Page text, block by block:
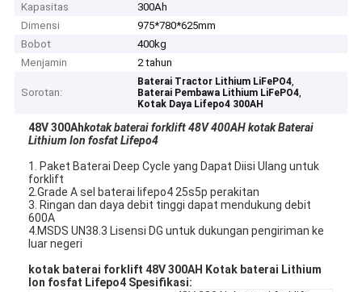
Kapasitas
300Ah
Dimensi
975*780*625mm
Bobot
400kg
Menjamin
2 tahun
Sorotan:
Baterai Tractor Lithium LiFePO4,
Baterai Pembawa Lithium LiFePO4,
Kotak Daya Lifepo4 300AH
48V 300Ahkotak baterai forklift 48V 400AH kotak Baterai
Lithium Ion fosfat Lifepo4
1. Paket Baterai Deep Cycle yang Dapat Diisi Ulang untuk
forklift
2.Grade A sel baterai lifepo4 25s5p perakitan
3. Ringan dan daya debit tinggi dapat mendukung debit
600A
4.MSDS UN38.3 Lisensi DG untuk dukungan pengiriman ke
luar negeri
kotak baterai forklift 48V 300AH Kotak baterai Lithium
Ion fosfat Lifepo4 Spesifikasi: